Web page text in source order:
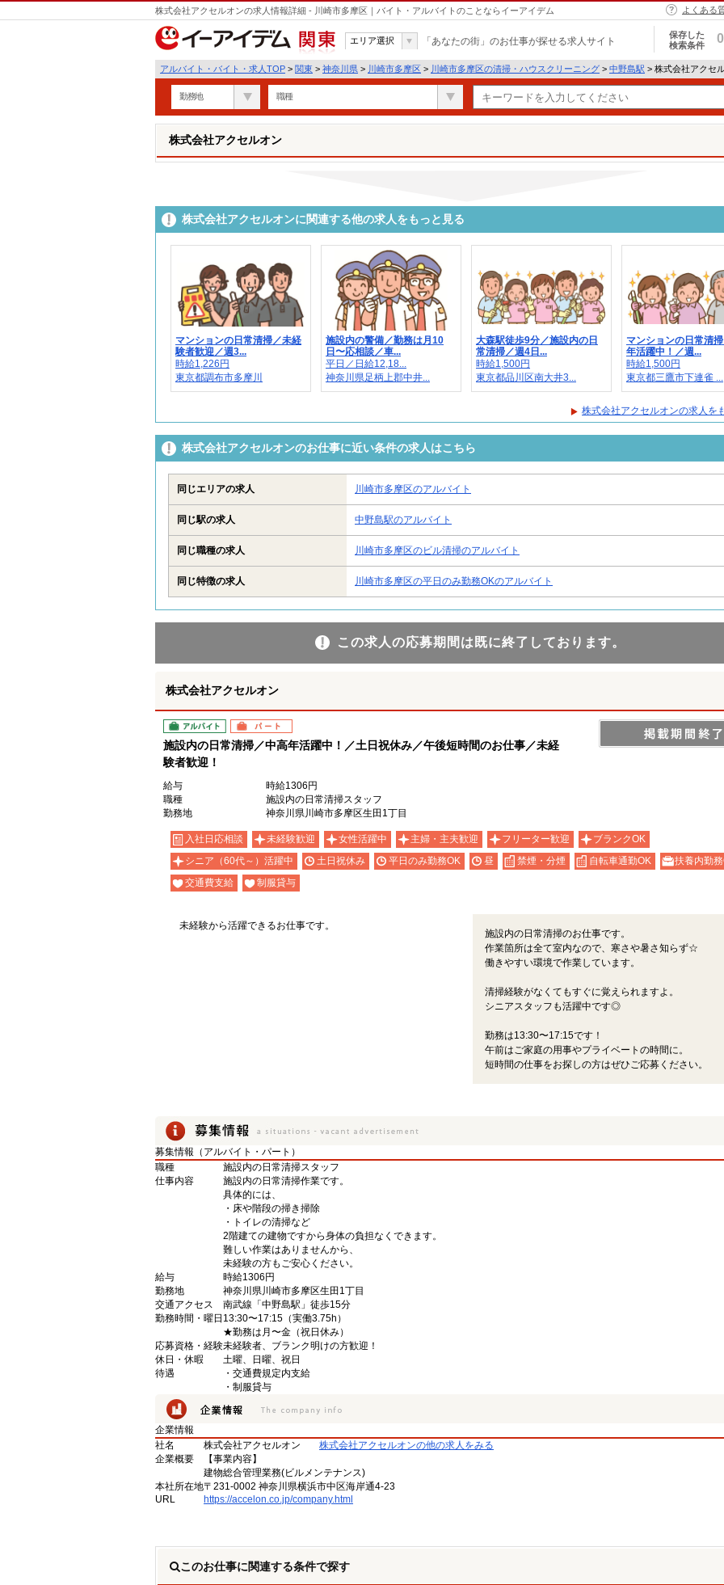
株式会社アクセルオンの求人情報詳細 - 川崎市多摩区｜バイト・アルバイトのことならイーアイデム よくある
関東
エリア選択 「あなたの街」のお仕事が探せる求人サイト
保存した
検索条件
0
アルバイト・バイト・求人TOP > 関東 > 神奈川県 > 川崎市多摩区 > 川崎市多摩区の清掃・ハウスクリーニング > 中野島駅 > 株式会社アクセ
勤務地 職種
株式会社アクセルオン
株式会社アクセルオンに関連する他の求人をもっと見る
マンションの日常清掃／未経
験者歓迎／週3...
時給1,226円
東京都調布市多摩川
施設内の警備／勤務は月10
日〜応相談／車...
平日／日給12,18...
神奈川県足柄上郡中井...
大森駅徒歩9分／施設内の日
常清掃／週4日...
時給1,500円
東京都品川区南大井3...
マンションの日常清
年活躍中！／週...
時給1,500円
東京都三鷹市下連雀 ...
株式会社アクセルオンの求人を
株式会社アクセルオンのお仕事に近い条件の求人はこちら
同じエリアの求人 川崎市多摩区のアルバイト
同じ駅の求人 中野島駅のアルバイト
同じ職種の求人 川崎市多摩区のビル清掃のアルバイト
同じ特徴の求人 川崎市多摩区の平日のみ勤務OKのアルバイト
この求人の応募期間は既に終了しております。
株式会社アクセルオン
アルバイト パート
施設内の日常清掃／中高年活躍中！／土日祝休み／午後短時間のお仕事／未経
験者歓迎！
給与
時給1306円
職種
施設内の日常清掃スタッフ
勤務地
神奈川県川崎市多摩区生田1丁目
入社日応相談 未経験歓迎 女性活躍中 主婦・主夫歓迎 フリーター歓迎
ブランクOK
シニア（60代～）活躍中
土日祝休み 平日のみ勤務OK 昼 禁煙・分煙 自転車通勤OK
扶養内勤
交通費支給
制服貸与
未経験から活躍できるお仕事です。
施設内の日常清掃のお仕事です。
作業箇所は全て室内なので、寒さや暑さ知らず☆
働きやすい環境で作業しています。
清掃経験がなくてもすぐに覚えられますよ。
シニアスタッフも活躍中です◎
勤務は13:30〜17:15です！
午前はご家庭の用事やプライベートの時間に。
短時間の仕事をお探しの方はぜひご応募ください。
募集情報（アルバイト・パート）
職種
施設内の日常清掃スタッフ
仕事内容
施設内の日常清掃作業です。
具体的には、
・床や階段の掃き掃除
・トイレの清掃など
2階建ての建物ですから身体の負担なくできます。
難しい作業はありませんから、
未経験の方もご安心ください。
給与
時給1306円
勤務地
神奈川県川崎市多摩区生田1丁目
交通アクセス
南武線「中野島駅」徒歩15分
勤務時間・曜日 13:30〜17:15（実働3.75h）
★勤務は月〜金（祝日休み）
応募資格・経験未経験者、ブランク明けの方歓迎！
休日・休暇
土曜、日曜、祝日
待遇
・交通費規定内支給
・制服貸与
企業情報
社名
株式会社アクセルオン
株式会社アクセルオンの他の求人をみる
企業概要
【事業内容】
建物総合管理業務(ビルメンテナンス)
本社所在地〒231-0002 神奈川県横浜市中区海岸通4-23
URL
https://accelon.co.jp/company.html
このお仕事に関連する条件で探す